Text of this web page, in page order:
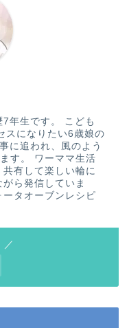
年生です。 こども
スになりたい6歳娘の
に追われ、風のよう
す。 ワーママ生活
有して楽しい輪に
ら発信していま
タオーブンレシピ